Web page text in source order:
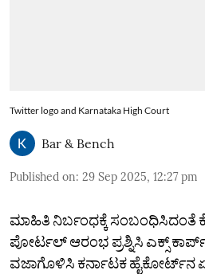
Twitter logo and Karnataka High Court
Bar & Bench
Published on: 29 Sep 2025, 12:27 pm
ಮಾಹಿತಿ ನಿರ್ಬಂಧಕ್ಕೆ ಸಂಬಂಧಿಸಿದಂತೆ
ಪೋರ್ಟಲ್‌ ಆರಂಭ ಪ್ರಶ್ನಿಸಿ ಎಕ್ಸ್‌
ವಜಾಗೊಳಿಸಿ ಕರ್ನಾಟಕ ಹೈಕೋರ್ಟ್‌ನ